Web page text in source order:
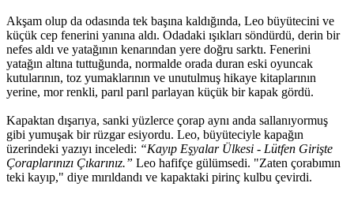
Akşam olup da odasında tek başına kaldığında, Leo büyütecini ve
küçük cep fenerini yanına aldı. Odadaki ışıkları söndürdü, derin bir
nefes aldı ve yatağının kenarından yere doğru sarktı. Fenerini
yatağın altına tuttuğunda, normalde orada duran eski oyuncak
kutularının, toz yumaklarının ve unutulmuş hikaye kitaplarının
yerine, mor renkli, parıl parıl parlayan küçük bir kapak gördü.
Kapaktan dışarıya, sanki yüzlerce çorap aynı anda sallanıyormuş
gibi yumuşak bir rüzgar esiyordu. Leo, büyüteciyle kapağın
üzerindeki yazıyı inceledi: “Kayıp Eşyalar Ülkesi - Lütfen Girişte
Çoraplarınızı Çıkarınız.” Leo hafifçe gülümsedi. "Zaten çorabımın
teki kayıp," diye mırıldandı ve kapaktaki pirinç kulbu çevirdi.